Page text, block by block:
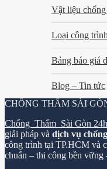
Vật liệu
Loại công trình
Bảng báo giá
Blog – Tin tức
CHỐNG THẤM SÀI
Chống Thấm Sài Gòn 24h
giải pháp và dịch vụ
công trình tại TP.HCM và
chuẩn – thi công bền vững